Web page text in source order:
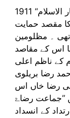
1911 ء میں امام احمد رضا بریلوی نے ”انصار الاسلام“
مقصد حمایت
۔ مظلومین
اس کے مقاصد
کے ناظم اعلی
رضا بریلوی
رضا خاں اس
تھے۔ 1920 ء میں ”جماعت رضاۓ
کے انسداد